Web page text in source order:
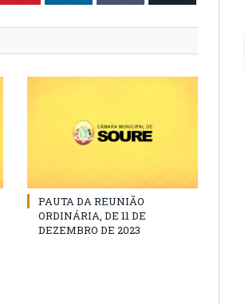
PAUTA DA REUNIÃO
ORDINÁRIA, DE 11 DE
DEZEMBRO DE 2023